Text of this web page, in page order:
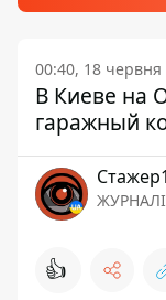
00:40, 18 червня
В Киеве на
гаражный
👍